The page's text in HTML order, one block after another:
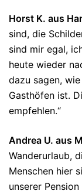
Horst K. aus
sind, die
sind mir egal,
heute wieder
dazu sagen,
Gasthöfen ist.
empfehlen.“
Andrea U. aus
Wanderurlaub,
Menschen hier
unserer